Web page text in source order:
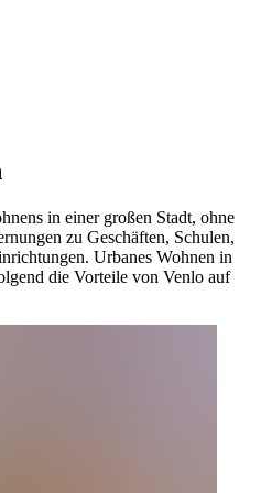
in einer großen Stadt, ohne
zu Geschäften, Schulen,
Urbanes Wohnen in
die Vorteile von Venlo auf